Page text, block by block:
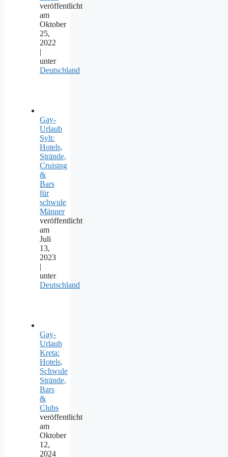
veröffentlicht
am
Oktober
25,
2022
|
unter
Deutschland
Gay-
Urlaub
Sylt:
Hotels,
Strände,
Cruising
&
Bars
für
schwule
Männer
veröffentlicht
am
Juli
13,
2023
|
unter
Deutschland
Gay-
Urlaub
Kreta:
Hotels,
Schwule
Strände,
Bars
&
Clubs
veröffentlicht
am
Oktober
12,
2024